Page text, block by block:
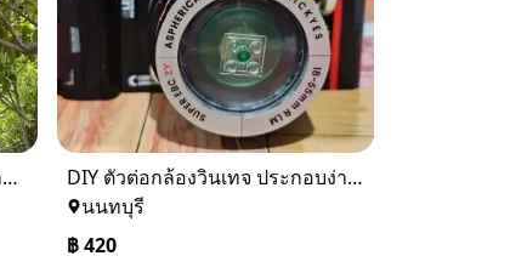
งาน ดืบ diy vintage ratro รีบขายด่วน เพราะ ปล่อยเซ้งร้าน ยกเว้นของเเต่ง
DIY ตัวต่อกล้องวินเทจ ประกอบง่าย ของเล่นมินิมอลตกแต่งบ้าน สวยคลาสสิกจาก IrregularToys
นนทบุรี
฿420